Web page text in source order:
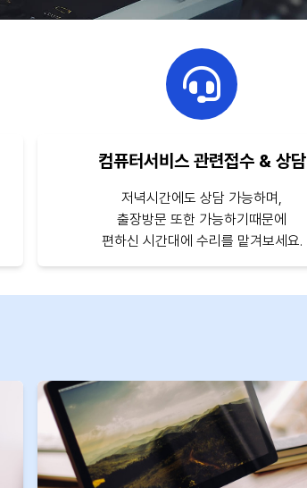
컴퓨터서비스 관련접수 & 상담
저녁시간에도 상담 가능하며,
출장방문 또한 가능하기때문에
편하신 시간대에 수리를 맡겨보세요.